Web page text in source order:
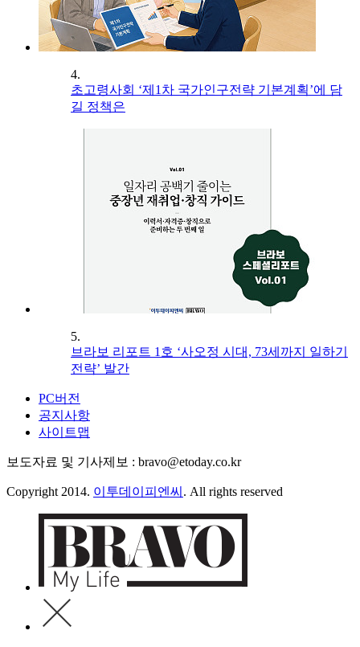
4.
초고령사회 ‘제1차 국가인구전략 기본계획’에 담
길 정책은
5.
브라보 리포트 1호 ‘사오정 시대, 73세까지 일하기
전략’ 발간
PC버전
공지사항
사이트맵
보도자료 및 기사제보 : bravo@etoday.co.kr
Copyright 2014. 이투데이피엔씨 . All rights reserved